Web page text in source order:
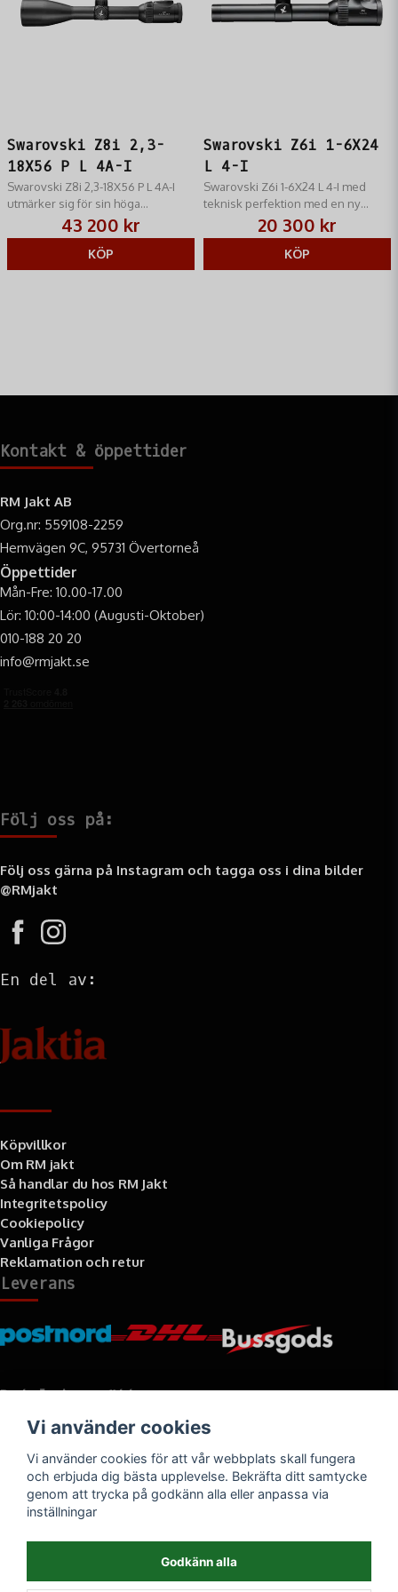
Swarovski Z8i 2,3-
18X56 P L 4A-I
Swarovski Z8i 2,3-18X56 P L 4A-I
utmärker sig för sin höga
ljustransmission och är perfekt för
jakt i dåliga ljusförhållanden.
43 200 kr
KÖP
Swarovski Z6i 1-6X24
L 4-I
Swarovski Z6i 1-6X24 L 4-I med
teknisk perfektion med en ny
elegant, slimmad design.
20 300 kr
KÖP
Kontakt & öppettider
RM Jakt AB
Org.nr: 559108-2259
Hemvägen 9C, 95731 Övertorneå
Öppettider
Mån-Fre: 10.00-17.00
Lör: 10:00-14:00 (Augusti-Oktober)
010-188 20 20
info@rmjakt.se
Följ oss på:
Följ oss gärna på Instagram och tagga oss i dina bilder
@RMjakt
En del av:
Köpvillkor
Om RM jakt
Så handlar du hos RM Jakt
Integritetspolicy
Cookiepolicy
Vanliga Frågor
Reklamation och retur
Leverans
Betalningssätt
Vi använder cookies
Vi använder cookies för att vår webbplats skall fungera
och erbjuda dig bästa upplevelse. Bekräfta ditt samtycke
genom att trycka på godkänn alla eller anpassa via
inställningar
Godkänn alla